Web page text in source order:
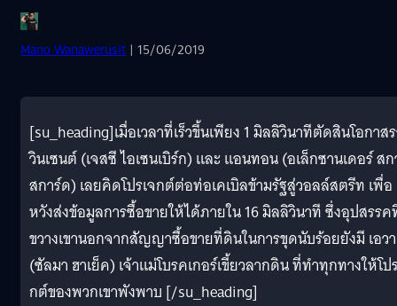
Mano Wanawerusit | 15/06/2019
[su_heading]เมื่อเวลาที่เร็วขึ้นเพียง 1 มิลลิวินาทีตัดสินโอกาส
วินเซนต์ (เจสซี ไอเซนเบิร์ก) และ แอนทอน (อเล็กซานเดอร์ ส
สการ์ด) เลยคิดโปรเจกต์ต่อท่อเคเบิลข้ามรัฐสู่วอลล์สตรีท เพื่อ
หวังส่งข้อมูลการซื้อขายให้ได้ภายใน 16 มิลลิวินาที ซึ่งอุปสรร
ขวางเขานอกจากสัญญาซื้อขายที่ดินในการขุดนับร้อยยังมี เอวา
(ซัลมา ฮาเย็ค) เจ้าแม่โบรคเกอร์เขี้ยวลากดิน ที่ทำทุกทางให้โป
กต์ของพวกเขาพังพาบ [/su_heading]